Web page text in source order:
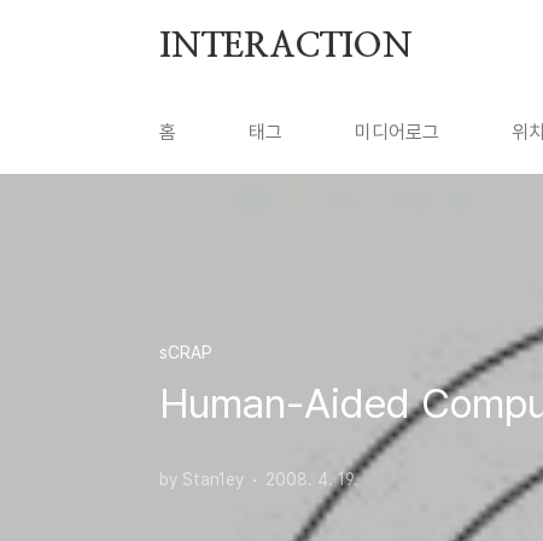
INTERACTION
홈 태그 미디어로그 위
sCRAP
Human-Aided
by Stan1ey 2008. 4. 19.